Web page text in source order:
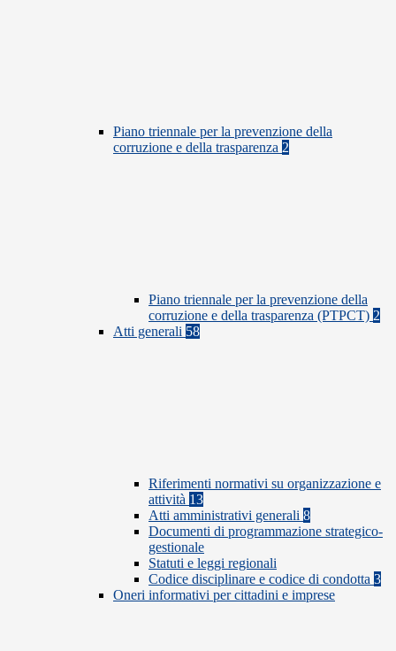
Piano triennale per la prevenzione della
corruzione e della trasparenza 2
Piano triennale per la prevenzione della
corruzione e della trasparenza (PTPCT) 2
Atti generali 58
Riferimenti normativi su organizzazione e
attività 13
Atti amministrativi generali 8
Documenti di programmazione strategico-
gestionale
Statuti e leggi regionali
Codice disciplinare e codice di condotta 3
Oneri informativi per cittadini e imprese